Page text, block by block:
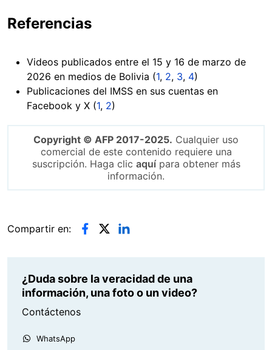
Referencias
Videos publicados entre el 15 y 16 de marzo de
2026 en medios de Bolivia (1, 2, 3, 4)
Publicaciones del IMSS en sus cuentas en
Facebook y X (1, 2)
Copyright © AFP 2017-2025. Cualquier uso
comercial de este contenido requiere una
suscripción. Haga clic aquípara obtener más
información.
Compartir en:
¿Duda sobre la veracidad de una
información, una foto o un video?
Contáctenos
WhatsApp